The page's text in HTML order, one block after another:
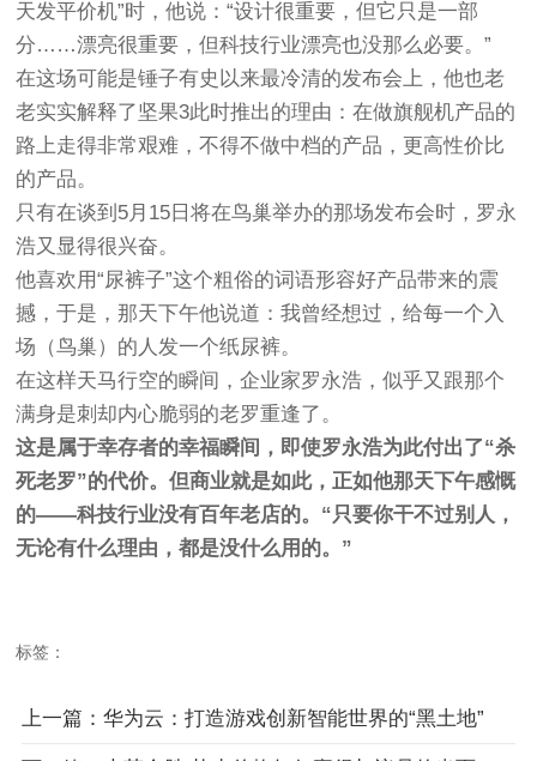
天发平价机”时，他说：“设计很重要，但它只是一部
分……漂亮很重要，但科技行业漂亮也没那么必要。”
在这场可能是锤子有史以来最冷清的发布会上，他也老
老实实解释了坚果3此时推出的理由：在做旗舰机产品的
路上走得非常艰难，不得不做中档的产品，更高性价比
的产品。
只有在谈到5月15日将在鸟巢举办的那场发布会时，罗永
浩又显得很兴奋。
他喜欢用“尿裤子”这个粗俗的词语形容好产品带来的震
撼，于是，那天下午他说道：我曾经想过，给每一个入
场（鸟巢）的人发一个纸尿裤。
在这样天马行空的瞬间，企业家罗永浩，似乎又跟那个
满身是刺却内心脆弱的老罗重逢了。
这是属于幸存者的幸福瞬间，即使罗永浩为此付出了“杀
死老罗”的代价。但商业就是如此，正如他那天下午感慨
的——科技行业没有百年老店的。“只要你干不过别人，
无论有什么理由，都是没什么用的。”
标签：
上一篇：华为云：打造游戏创新智能世界的“黑土地”